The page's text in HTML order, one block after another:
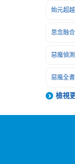
始元超
思念融合
惡魔偵
惡魔全書
檢視